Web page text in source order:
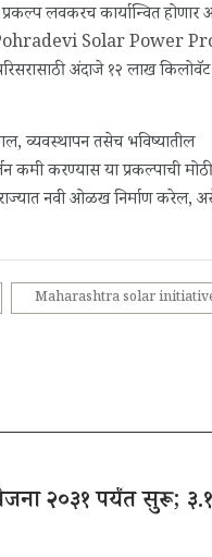
लवकरच कार्यान्वित
(Pohradevi Solar Power
अंदाजे १२ लाख
व्यवस्थापन तसेच भविष्यातील
कमी करण्यास या प्रकल्पाची
राज्यात नवी ओळख निर्माण करेल,
Maharashtra solar
२०३१ पर्यंत सुरू;